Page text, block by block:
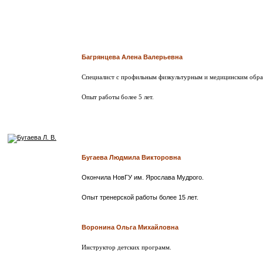
Багрянцева Алена Валерьевна
Специалист с профильным физкультурным и медицинским
Опыт работы более 5 лет.
Бугаева Людмила Викторовна
Окончила НовГУ им. Ярослава Мудрого.
Опыт тренерской работы более 15 лет.
Воронина Ольга Михайловна
Инструктор детских программ.